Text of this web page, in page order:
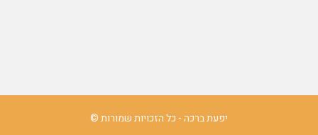
יפעת ברכה - כל הזכויות שמורות ©